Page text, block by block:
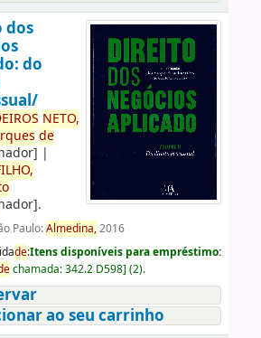
dos
do
IROS NETO,
de
|
.
Paulo:Almedina,2016
de:Itens disponíveis para empréstimo:
chamada:342.2 D598] (2).
ao seu carrinho